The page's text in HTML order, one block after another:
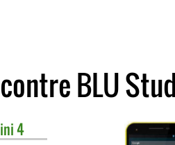
BLU
4